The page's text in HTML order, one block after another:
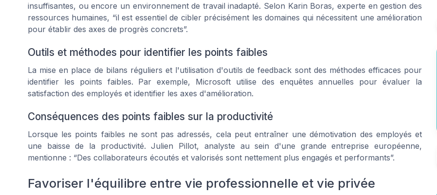
insuffisantes, ou encore un environnement de travail inadapté. Selon Karin Boras, experte en gestion des
ressources humaines, “il est essentiel de cibler précisément les domaines qui nécessitent une amélioration
pour établir des axes de progrès concrets”.
Outils et méthodes pour identifier les points faibles
La mise en place de bilans réguliers et l'utilisation d'outils de feedback sont des méthodes efficaces pour
identifier les points faibles. Par exemple, Microsoft utilise des enquêtes annuelles pour évaluer la
satisfaction des employés et identifier les axes d'amélioration.
Conséquences des points faibles sur la productivité
Lorsque les points faibles ne sont pas adressés, cela peut entraîner une démotivation des employés et
une baisse de la productivité. Julien Pillot, analyste au sein d'une grande entreprise européenne,
mentionne : “Des collaborateurs écoutés et valorisés sont nettement plus engagés et performants”.
Favoriser l'équilibre entre vie professionnelle et vie privée